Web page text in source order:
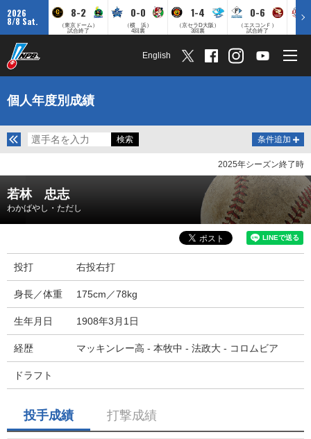
2026
8/8 Sat.
8-2
（東京ドーム）
試合終了
0-0
（横 浜）
4回裏
1-4
（京セラD大阪）
3回裏
0-6
（エスコンＦ）
試合終了
English
個人年度別成績
条件追加
2025年シーズン終了時
若林 忠志
わかばやし・ただし
投打 右投右打
身長／体重 175cm／78kg
生年月日 1908年3月1日
経歴 マッキンレー高 - 本牧中 - 法政大 - コロムビア
ドラフト
投手成績 打撃成績